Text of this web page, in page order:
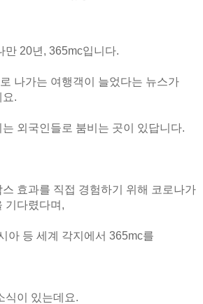
만 20년, 365mc입니다.
나가는 여행객이 늘었다는 뉴스가
요.
외국인들로 붐비는 곳이 있답니다.
효과를 직접 경험하기 위해 코로나가
기다렸다며,
아 등 세계 각지에서 365mc를
식이 있는데요.